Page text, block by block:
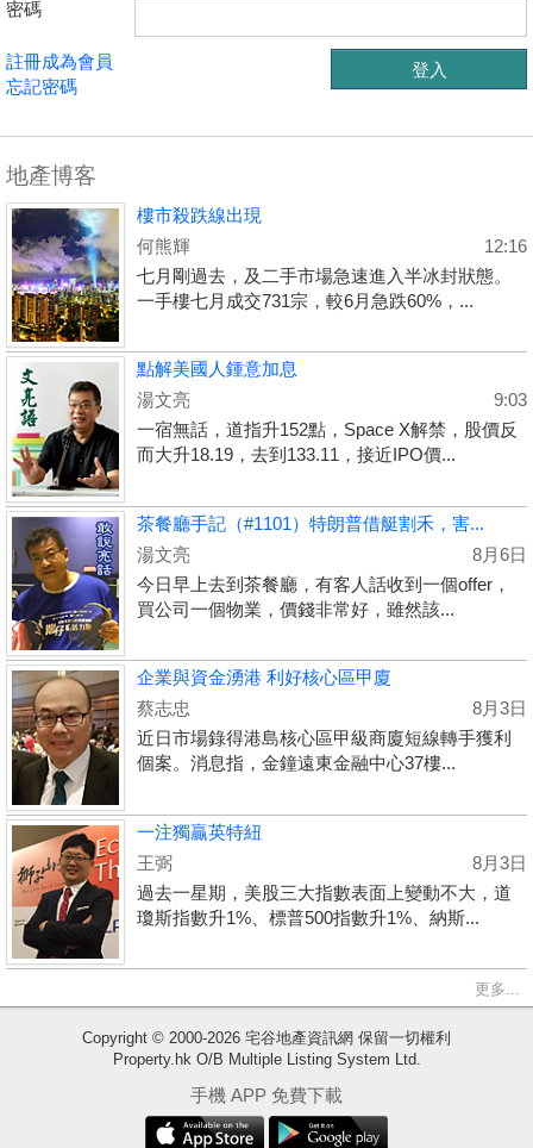
密碼
註冊成為會員
忘記密碼
地產博客
樓市殺跌線出現
何熊輝
12:16
七月剛過去，及二手市場急速進入半冰封狀態。
一手樓七月成交731宗，較6月急跌60%，...
點解美國人鍾意加息
湯文亮
9:03
一宿無話，道指升152點，Space X解禁，股價反
而大升18.19，去到133.11，接近IPO價...
茶餐廳手記（#1101）特朗普借艇割禾，害...
湯文亮
8月6日
今日早上去到茶餐廳，有客人話收到一個offer，
買公司一個物業，價錢非常好，雖然該...
企業與資金湧港 利好核心區甲廈
蔡志忠
8月3日
近日市場錄得港島核心區甲級商廈短線轉手獲利
個案。消息指，金鐘遠東金融中心37樓...
一注獨贏英特紐
王弼
8月3日
過去一星期，美股三大指數表面上變動不大，道
瓊斯指數升1%、標普500指數升1%、納斯...
更多...
Copyright © 2000-2026 宅谷地產資訊網 保留一切權利
Property.hk O/B Multiple Listing System Ltd.
手機 APP 免費下載